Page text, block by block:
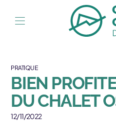
PRATIQUE
BIEN
DU CHALET
12/11/2022